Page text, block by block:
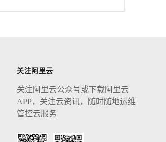
关注阿里云
关注阿里云公众号或下载阿里云
APP，关注云资讯，随时随地运维
管控云服务